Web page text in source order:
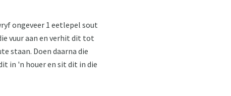
ongeveer 1 eetlepel sout
vuur aan en verhit dit tot
staan. Doen daarna die
in 'n houer en sit dit in die